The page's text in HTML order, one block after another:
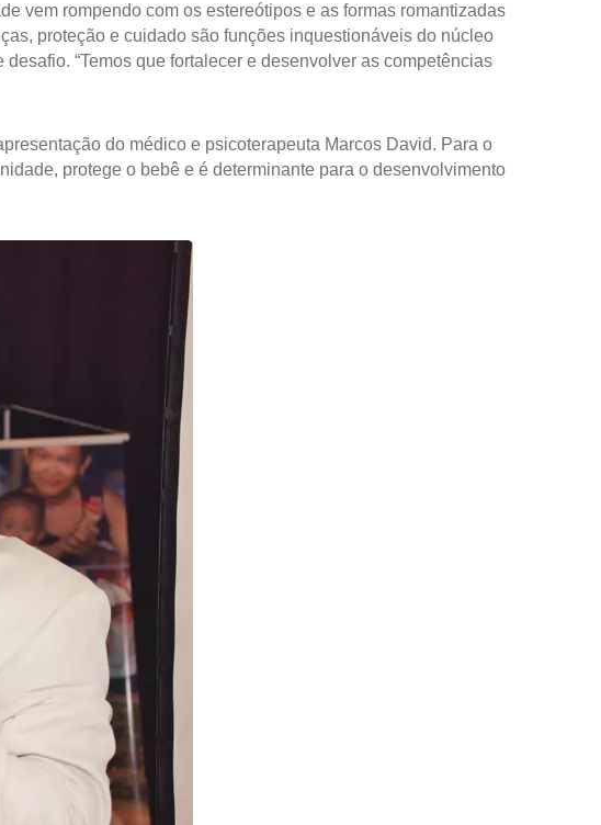
vem rompendo com os estereótipos e as formas romantizadas
proteção e cuidado são funções inquestionáveis do núcleo
“Temos que fortalecer e desenvolver as competências
do médico e psicoterapeuta Marcos David. Para o
protege o bebê e é determinante para o desenvolvimento